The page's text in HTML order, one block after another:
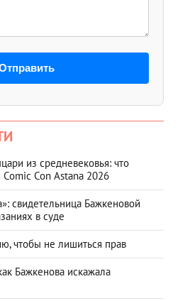
из средневековья: что
Comic Con Astana 2026
свидетельница Бажкеновой
в суде
чтобы не лишиться прав
Бажкенова искажала